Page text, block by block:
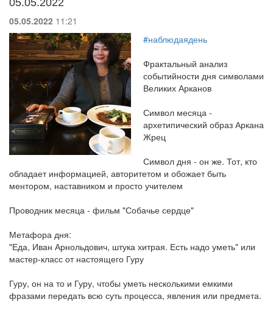
05.05.2022
05.05.2022 11:21
#наблюдаядень
Фрактальный анализ
событийности дня символами
Великих Арканов
Символ месяца -
архетипический образ Аркана
Жрец
Символ дня - он же. Тот, кто
обладает информацией, авторитетом и обожает быть
ментором, наставником и просто учителем
Проводник месяца - фильм "Собачье сердце"
Метафора дня:
"Еда, Иван Арнольдович, штука хитрая. Есть надо уметь" или
мастер-класс от настоящего Гуру
Гуру, он на то и Гуру, чтобы уметь несколькими емкими
фразами передать всю суть процесса, явления или предмета.